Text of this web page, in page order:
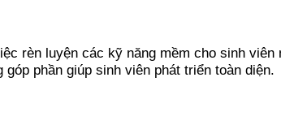
rèn luyện các kỹ năng mềm cho sinh
phần giúp sinh viên phát triển toàn diện.